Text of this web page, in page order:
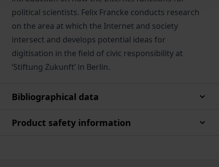
political scientists. Felix Francke conducts research
on the area at which the Internet and society
intersect and develops potential ideas for
digitisation in the field of civic responsibility at
‘Stiftung Zukunft’ in Berlin.
Bibliographical data
Product safety information